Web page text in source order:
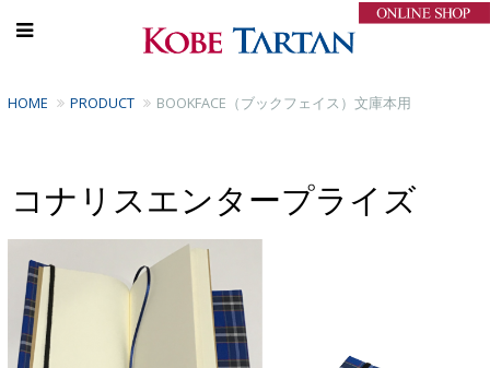
HOME PRODUCT BOOKFACE（ブックフェイス）文庫本用
コナリスエンタープライズ